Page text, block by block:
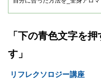
「下の青色文字を
す」
リフレクソロジー講座